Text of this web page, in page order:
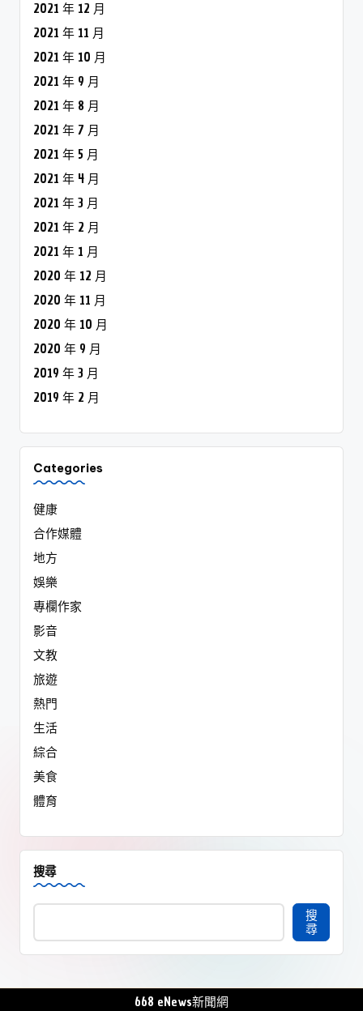
2021 年 12 月
2021 年 11 月
2021 年 10 月
2021 年 9 月
2021 年 8 月
2021 年 7 月
2021 年 5 月
2021 年 4 月
2021 年 3 月
2021 年 2 月
2021 年 1 月
2020 年 12 月
2020 年 11 月
2020 年 10 月
2020 年 9 月
2019 年 3 月
2019 年 2 月
Categories
健康
合作媒體
地方
娛樂
專欄作家
影音
文教
旅遊
熱門
生活
綜合
美食
體育
搜尋
搜
尋
668 eNews新聞網